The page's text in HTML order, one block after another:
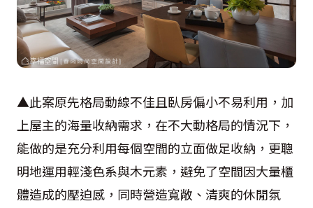
▲此案原先格局動線不佳且臥房偏小不易利用，加
上屋主的海量收納需求，在不大動格局的情況下，
能做的是充分利用每個空間的立面做足收納，更聰
明地運用輕淺色系與木元素，避免了空間因大量櫃
體造成的壓迫感，同時營造寬敞、清爽的休閒氛